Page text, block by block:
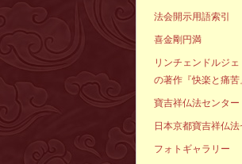
法会開示用語索引
喜金剛円満
リンチェンドルジ
の著作『快楽と痛苦
寶吉祥仏法センター
日本京都寶吉祥仏
フォトギャラリー